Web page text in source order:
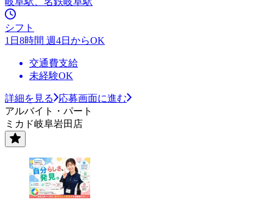
シフト
1日8時間 週4日からOK
交通費支給
未経験OK
詳細を見る
応募画面に進む
アルバイト・パート
ミカド岐阜岩田店